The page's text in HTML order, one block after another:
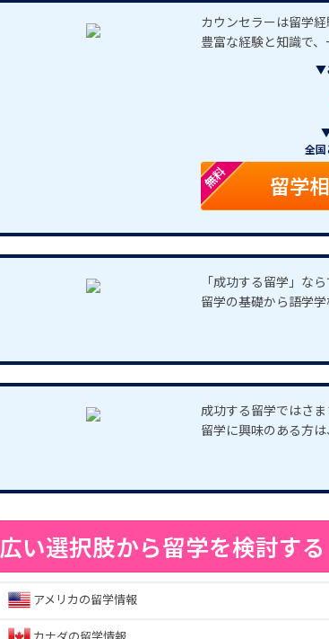
カウンセラーは留学
豊富な経験と知識で
▼
全国
無料 留学
「成功する留学」な
留学の基礎から語学
成功する留学ではさ
留学に興味のある方
広い選択肢から留学を検討する
アメリカの留学情報